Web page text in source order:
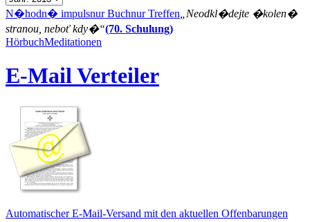
N�hodn� impulsnur Buchnur Treffen „Neodkl�dejte �kolen�
stranou, neboť kdy�“(70. Schulung)
HörbuchMeditationen
E-Mail Verteiler
Automatischer E-Mail-Versand mit den aktuellen Offenbarungen